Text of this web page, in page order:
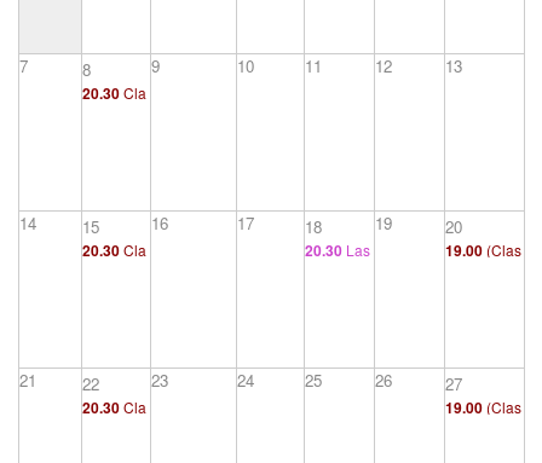
7 8
20.30Cla
9 10 11 12 13
14 15
20.30Cla
16 17 18
20.30 Las
19 20
19.00 (Clas
21 22
20.30Cla
23 24 25 26 27
19.00 (Clas